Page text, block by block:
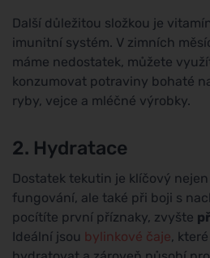
Další důležitou složkou je
imunitní systém. V zimních
máme nedostatek, můžete
konzumovat potraviny bohaté
ryby, vejce a mléčné výrobky.
2. Hydratace
Dostatek tekutin je klíčový
fungování, ale také při boji s
pocítíte první příznaky, zvyšte
Ideální jsou bylinkové čaje,